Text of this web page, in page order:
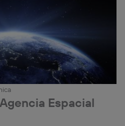
Espacial